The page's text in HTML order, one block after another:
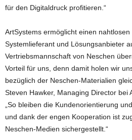
für den Digitaldruck profitieren.“
ArtSystems ermöglicht einen
Systemlieferant und Lösungsanbieter
Vertriebsmannschaft von Neschen
Vorteil für uns, denn damit holen wir
bezüglich der Neschen-Materialien
Steven Hawker, Managing Director bei
„So bleiben die Kundenorientierung
und dank der engen Kooperation ist
Neschen-Medien sichergestellt.“